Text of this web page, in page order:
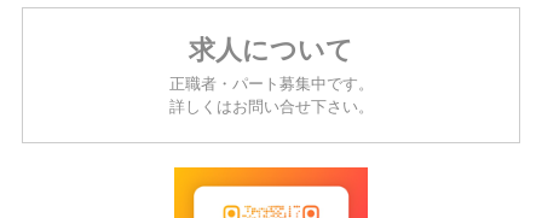
求人について
正職者・パート募集中です。
詳しくはお問い合せ下さい。